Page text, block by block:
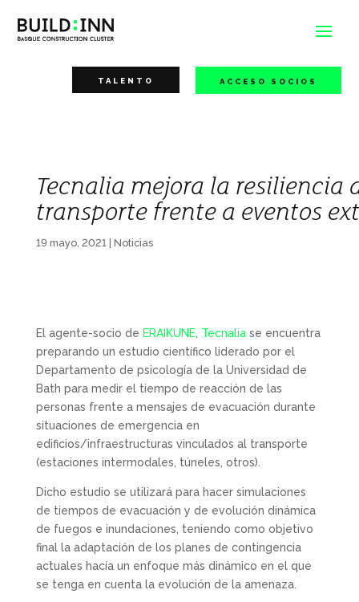
TALENTO ACCESO SOCIOS
Tecnalia mejora la resiliencia
transporte frente a eventos
19 mayo, 2021| Noticias
El agente-socio de ERAIKUNE, Tecnaliase encuentra
preparando un estudio científico liderado por el
Departamento de psicología de la Universidad de
Bath para medir el tiempo de reacción de las
personas frente a mensajes de evacuación durante
situaciones de emergencia en
edificios/infraestructuras vinculados al transporte
(estaciones intermodales, túneles, otros).
Dicho estudio se utilizará para hacer simulaciones
de tiempos de evacuación y de evolución dinámica
de fuegos e inundaciones, teniendo como objetivo
final la adaptación de los planes de contingencia
actuales hacía un enfoque más dinámico en el que
se tenga en cuenta la evolución de la amenaza.